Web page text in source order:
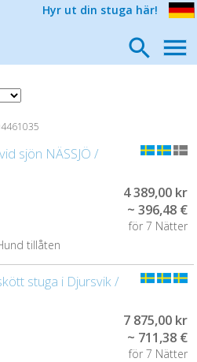
Hyr ut din stuga här!
sjön NÄSSJÖ /
4 389,00 kr
~ 396,48 €
för 7 Nätter
tillåten
stuga i Djursvik /
7 875,00 kr
~ 711,38 €
för 7 Nätter